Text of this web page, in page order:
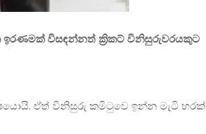
ඉරණමක් විසඳන්නත් ක්‍රිකට් විනිසුරුවරයකුට
ඒත් විනිසුරු කමිටුවෙ ඉන්න මැටි හරක්